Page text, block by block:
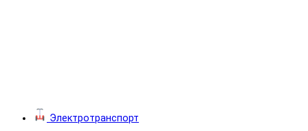
Электротранспорт